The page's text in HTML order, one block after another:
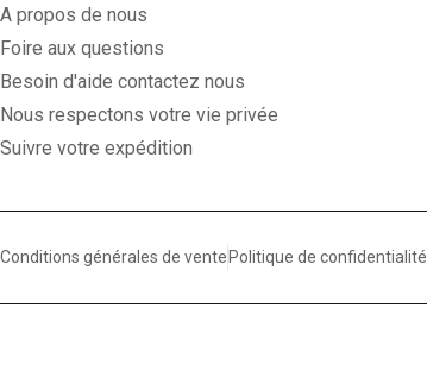
A propos de nous
Foire aux questions
Besoin d'aide contactez nous
Nous respectons votre vie privée
Suivre votre expédition
Conditions générales de vente Politique de confidentialité